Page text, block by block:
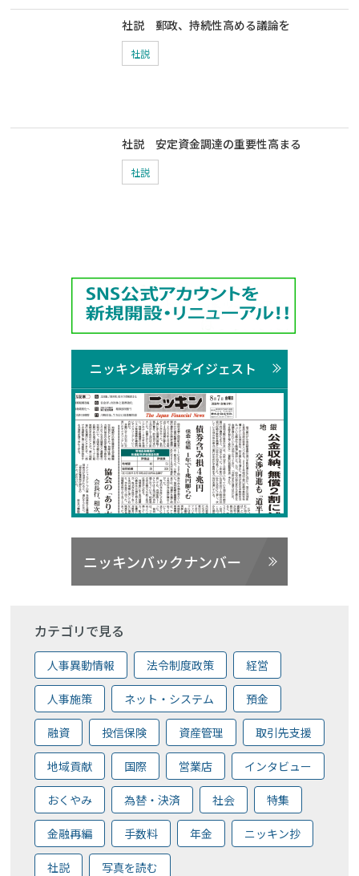
社説 郵政、持続性高める議論を
社説
社説 安定資金調達の重要性高まる
社説
ニッキン最新号ダイジェスト
ニッキンバックナンバー
カテゴリで見る
人事異動情報 法令制度政策 経営
人事施策 ネット・システム 預金
融資 投信保険 資産管理 取引先支援
地域貢献 国際 営業店 インタビュー
おくやみ 為替・決済 社会 特集
金融再編 手数料 年金 ニッキン抄
社説 写真を読む